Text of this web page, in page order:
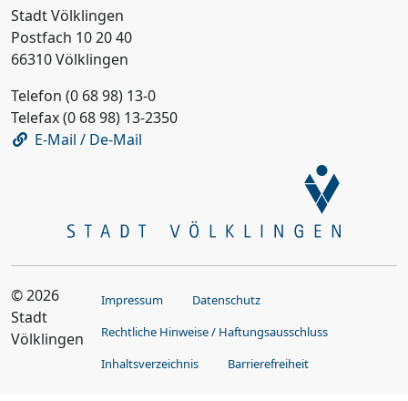
Stadt Völklingen
Postfach 10 20 40
66310 Völklingen
Telefon (0 68 98) 13-0
Telefax (0 68 98) 13-2350
E-Mail / De-Mail
© 2026
Stadt
Völklingen
Impressum
Datenschutz
Rechtliche Hinweise / Haftungsausschluss
Inhaltsverzeichnis
Barrierefreiheit